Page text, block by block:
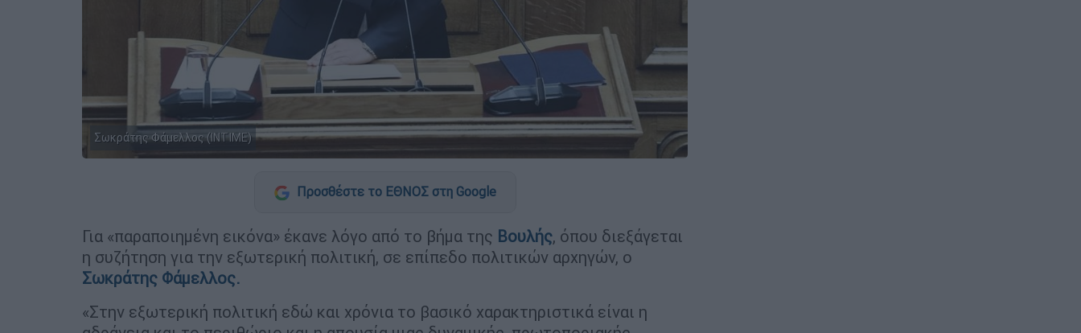
Σωκράτης Φάμελλος (INTIME)
Προσθέστε το ΕΘΝΟΣ στη Google
Για «παραποιημένη εικόνα» έκανε λόγο από το βήμα της Βουλής, όπου διεξάγεται
η συζήτηση για την εξωτερική πολιτική, σε επίπεδο πολιτικών αρχηγών, ο
Σωκράτης Φάμελλος.
«Στην εξωτερική πολιτική εδώ και χρόνια το βασικό χαρακτηριστικά είναι η